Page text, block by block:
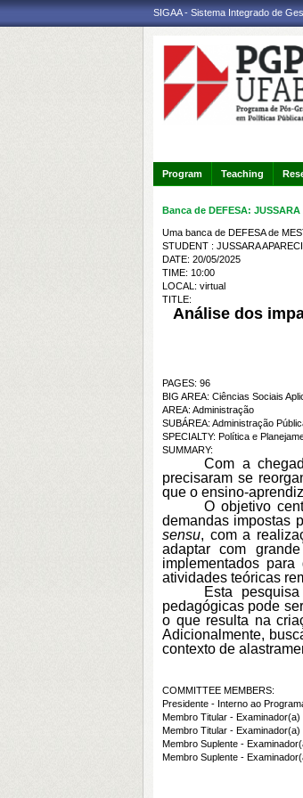
SIGAA - Sistema Integrado de
Program Teaching
Banca de DEFESA:
Uma banca de DEFESA de
STUDENT : JUSSARA
DATE: 20/05/2025
TIME: 10:00
LOCAL: virtual
TITLE:
Análise dos
PAGES: 96
BIG AREA: Ciências Sociais
AREA: Administração
SUBÁREA: Administração
SPECIALTY: Política e
SUMMARY:
Com a
precisaram se
que o ensino-
O objetivo
demandas impostas
sensu, com a
adaptar com
implementados
atividades teóricas
Esta
pedagógicas pode
o que resulta na
Adicionalmente,
contexto de
COMMITTEE MEMBERS:
Presidente - Interno ao
Membro Titular -
Membro Titular -
Membro Suplente -
Membro Suplente -